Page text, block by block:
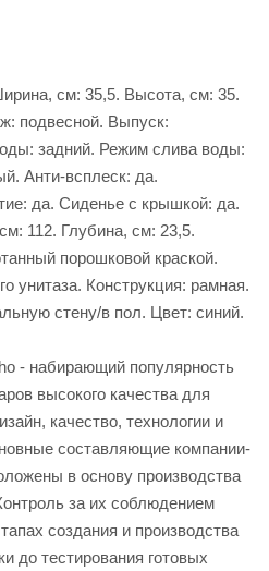
см: 35,5. Высота, см: 35.
подвесной. Выпуск:
задний. Режим слива воды:
Анти-всплеск: да.
да. Сиденье c крышкой: да.
112. Глубина, см: 23,5.
порошковой краской.
унитаза. Конструкция: рамная.
стену/в пол. Цвет: синий.
- набирающий популярность
высокого качества для
качество, технологии и
составляющие компании-
в основу производства
за их соблюдением
создания и производства
до тестирования готовых